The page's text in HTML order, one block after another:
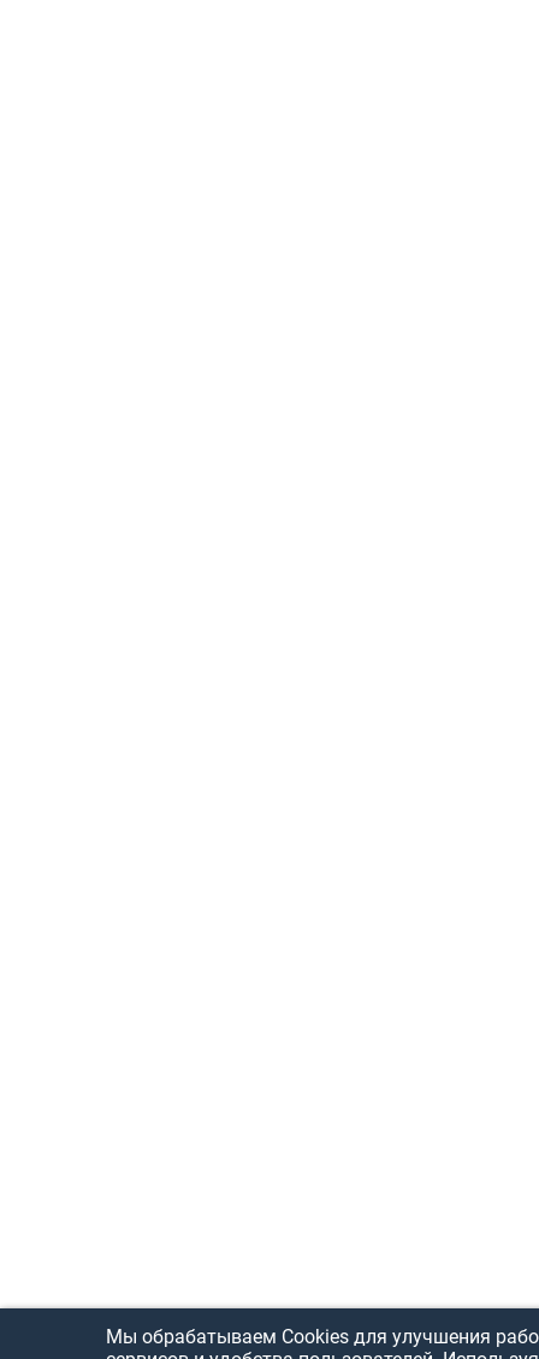
Мы обрабатываем Cookies для улучшения